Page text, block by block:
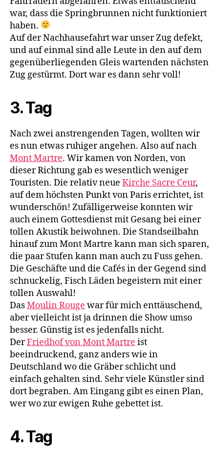
war, dass die Springbrunnen nicht funktioniert
haben.
Auf der Nachhausefahrt war unser Zug defekt,
und auf einmal sind alle Leute in den auf dem
gegenüberliegenden Gleis wartenden nächsten
Zug gestürmt. Dort war es dann sehr voll!
3. Tag
Nach zwei anstrengenden Tagen, wollten wir
es nun etwas ruhiger angehen. Also auf nach
Mont Martre. Wir kamen von Norden, von
dieser Richtung gab es wesentlich weniger
Touristen. Die relativ neue Kirche Sacre Ceur,
auf dem höchsten Punkt von Paris errichtet, ist
wunderschön! Zufälligerweise konnten wir
auch einem Gottesdienst mit Gesang bei einer
tollen Akustik beiwohnen. Die Standseilbahn
hinauf zum Mont Martre kann man sich sparen,
die paar Stufen kann man auch zu Fuss gehen.
Die Geschäfte und die Cafés in der Gegend sind
schnuckelig, Fisch Läden begeistern mit einer
tollen Auswahl!
DasMoulin Rouge war für mich enttäuschend,
aber vielleicht ist ja drinnen die Show umso
besser. Günstig ist es jedenfalls nicht.
DerFriedhof von Mont Martre ist
beeindruckend, ganz anders wie in
Deutschland wo die Gräber schlicht und
einfach gehalten sind. Sehr viele Künstler sind
dort begraben. Am Eingang gibt es einen Plan,
wer wo zur ewigen Ruhe gebettet ist.
4. Tag